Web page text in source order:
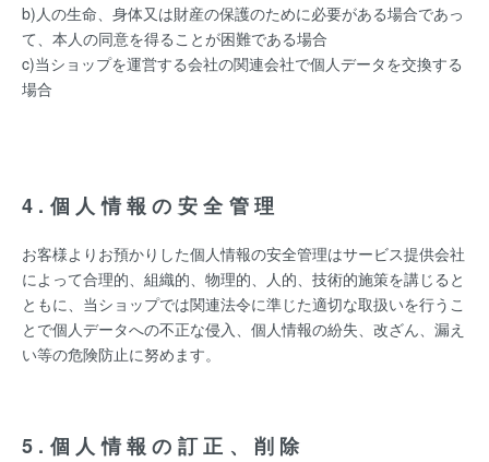
b)人の生命、身体又は財産の保護のために必要がある場合であっ
て、本人の同意を得ることが困難である場合
c)当ショップを運営する会社の関連会社で個人データを交換する
場合
4.個人情報の安全管理
お客様よりお預かりした個人情報の安全管理はサービス提供会社
によって合理的、組織的、物理的、人的、技術的施策を講じると
ともに、当ショップでは関連法令に準じた適切な取扱いを行うこ
とで個人データへの不正な侵入、個人情報の紛失、改ざん、漏え
い等の危険防止に努めます。
5.個人情報の訂正、削除